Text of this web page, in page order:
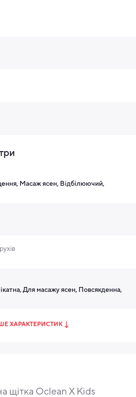
Масаж ясен, Відбілюючий,
Для масажу ясен, Повсякденна,
ХАРАКТЕРИСТИК
щітка Oclean X Kids